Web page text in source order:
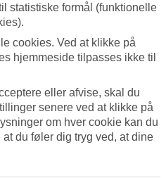
meste om RIU
stemning.
selv om det koster mere.
statistiske formål (funktionelle
cookies. Ved at klikke på
hjemmeside tilpasses ikke til
eller afvise, skal du
senere ved at klikke på
om hver cookie kan du
at du føler dig tryg ved, at dine